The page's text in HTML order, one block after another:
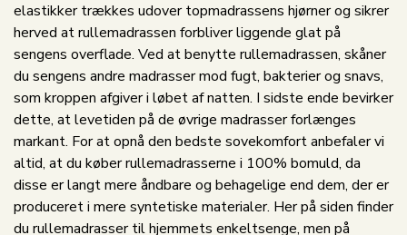
elastikker trækkes udover topmadrassens hjørner og sikrer
herved at rullemadrassen forbliver liggende glat på
sengens overflade. Ved at benytte rullemadrassen, skåner
du sengens andre madrasser mod fugt, bakterier og snavs,
som kroppen afgiver i løbet af natten. I sidste ende bevirker
dette, at levetiden på de øvrige madrasser forlænges
markant. For at opnå den bedste sovekomfort anbefaler vi
altid, at du køber rullemadrasserne i 100% bomuld, da
disse er langt mere åndbare og behagelige end dem, der er
produceret i mere syntetiske materialer. Her på siden finder
du rullemadrasser til hjemmets enkeltsenge, men på